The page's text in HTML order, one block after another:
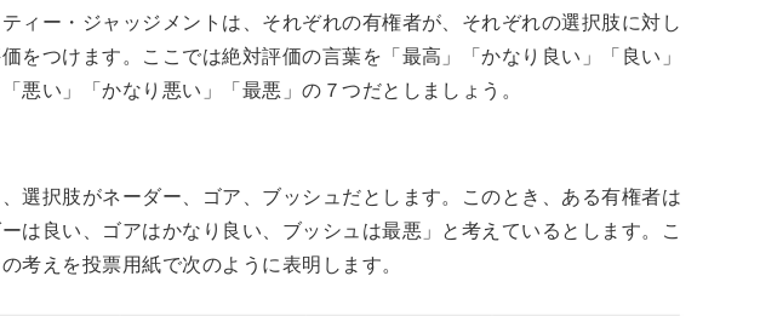
ィー・ジャッジメントは、それぞれの有権者が、それぞれの選択肢に対し
をつけます。ここでは絶対評価の言葉を「最高」「かなり良い」「良い」
「悪い」「かなり悪い」「最悪」の７つだとしましょう。
選択肢がネーダー、ゴア、ブッシュだとします。このとき、ある有権者は
ーは良い、ゴアはかなり良い、ブッシュは最悪」と考えているとします。こ
考えを投票用紙で次のように表明します。